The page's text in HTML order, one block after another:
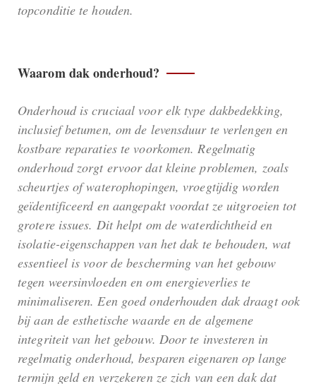
topconditie te houden.
Waarom dak onderhoud?
Onderhoud is cruciaal voor elk type dakbedekking,
inclusief betumen, om de levensduur te verlengen en
kostbare reparaties te voorkomen. Regelmatig
onderhoud zorgt ervoor dat kleine problemen, zoals
scheurtjes of waterophopingen, vroegtijdig worden
geïdentificeerd en aangepakt voordat ze uitgroeien tot
grotere issues. Dit helpt om de waterdichtheid en
isolatie-eigenschappen van het dak te behouden, wat
essentieel is voor de bescherming van het gebouw
tegen weersinvloeden en om energieverlies te
minimaliseren. Een goed onderhouden dak draagt ook
bij aan de esthetische waarde en de algemene
integriteit van het gebouw. Door te investeren in
regelmatig onderhoud, besparen eigenaren op lange
termijn geld en verzekeren ze zich van een dak dat